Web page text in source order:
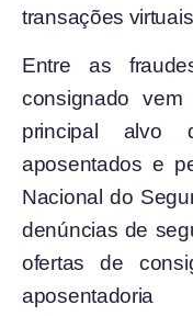
transações
Entre as
consignado
principal
aposentados e
Nacional do
denúncias de
ofertas de